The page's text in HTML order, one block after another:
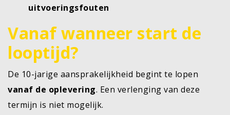
uitvoeringsfouten
Vanaf wanneer start de
looptijd?
De 10-jarige aansprakelijkheid begint te lopen
vanaf de oplevering. Een verlenging van deze
termijn is niet mogelijk.